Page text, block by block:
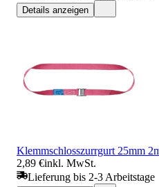
Details anzeigen
Klemmschlosszurrgurt 25mm
2,89 €inkl. MwSt.
Lieferung bis 2-3 Arbeitstage